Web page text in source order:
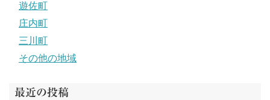
遊佐町
庄内町
三川町
その他の地域
最近の投稿